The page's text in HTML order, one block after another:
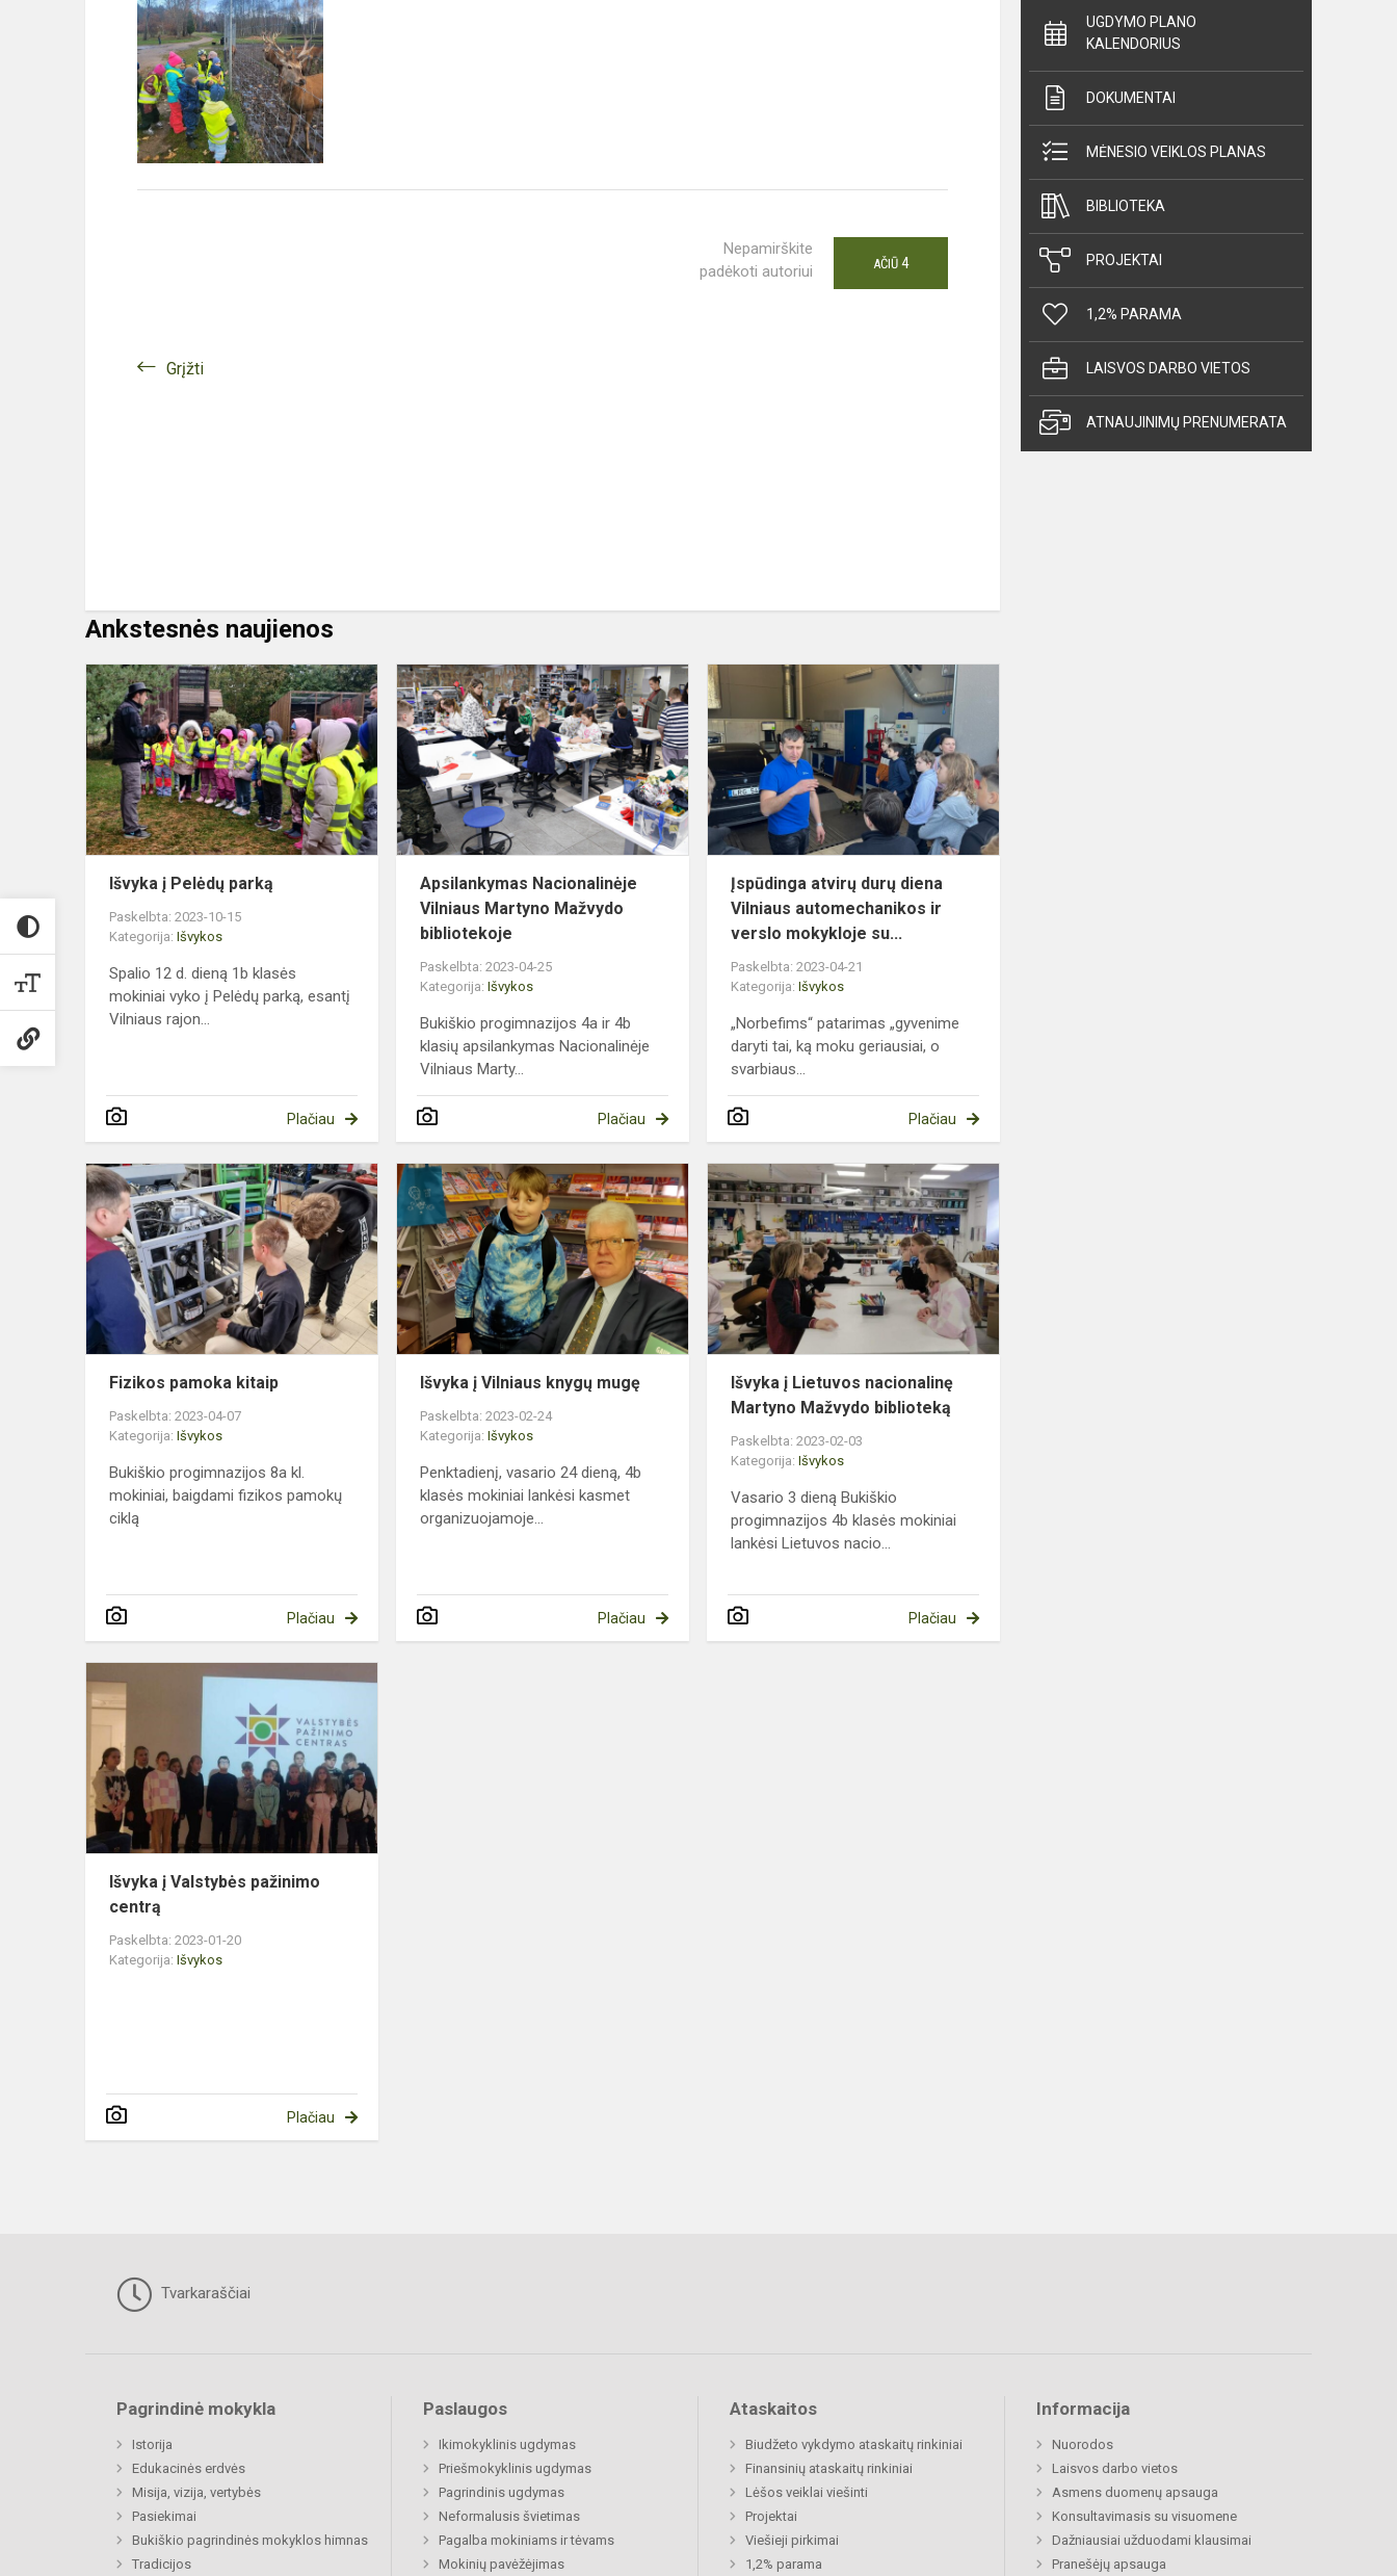
Nepamirškite
padėkoti autoriui
AČIŪ 4
Grįžti
Ankstesnės naujienos
Išvyka
į
Pelėdų
parką
Išvyka į Pelėdų parką
Paskelbta: 2023-10-15
Kategorija: Išvykos
Spalio 12 d. dieną 1b klasės
mokiniai vyko į Pelėdų parką, esantį
Vilniaus rajon...
Plačiau
Apsilankymas
Nacionalinėje
Vilniaus
Martyno
Mažvydo
bibliot...
Apsilankymas Nacionalinėje
Vilniaus Martyno Mažvydo
bibliotekoje
Paskelbta: 2023-04-25
Kategorija:Išvykos
Bukiškio progimnazijos 4a ir 4b
klasių apsilankymas Nacionalinėje
Vilniaus Marty...
Plačiau
diena
Vilniaus
automechanikos
ir
vers...
Įspūdinga atvirų durų diena
Vilniaus automechanikos ir
verslo mokykloje su...
Paskelbta: 2023-04-21
Kategorija:Išvykos
„Norbefims“ patarimas „gyvenime
daryti tai, ką moku geriausiai, o
svarbiaus...
Plačiau
Fizikos
pamoka
kitaip
Fizikos pamoka kitaip
Paskelbta: 2023-04-07
Kategorija: Išvykos
Bukiškio progimnazijos 8a kl.
mokiniai, baigdami fizikos pamokų
ciklą
Plačiau
Išvyka
į
Vilniaus
knygų
mugę
Išvyka į Vilniaus knygų mugę
Paskelbta: 2023-02-24
Kategorija:Išvykos
Penktadienį, vasario 24 dieną, 4b
klasės mokiniai lankėsi kasmet
organizuojamoje...
Plačiau
Išvyka
į
nacionalinę
Martyno
Mažvydo
Išvyka į Lietuvos nacionalinę
Martyno Mažvydo biblioteką
Paskelbta: 2023-02-03
Kategorija:Išvykos
Vasario 3 dieną Bukiškio
progimnazijos 4b klasės mokiniai
lankėsi Lietuvos nacio...
Plačiau
Išvyka į Valstybės pažinimo
centrą
Paskelbta: 2023-01-20
Kategorija: Išvykos
Plačiau
UGDYMO PLANO
KALENDORIUS
DOKUMENTAI
MĖNESIO VEIKLOS PLANAS
BIBLIOTEKA
PROJEKTAI
1,2% PARAMA
LAISVOS DARBO VIETOS
ATNAUJINIMŲ PRENUMERATA
Tvarkaraščiai
Pagrindinė mokykla
Istorija
Edukacinės erdvės
Misija, vizija, vertybės
Pasiekimai
Bukiškio pagrindinės mokyklos himnas
Tradicijos
Paslaugos
Ikimokyklinis ugdymas
Priešmokyklinis ugdymas
Pagrindinis ugdymas
Neformalusis švietimas
Pagalba mokiniams ir tėvams
Mokinių pavėžėjimas
Ataskaitos
Biudžeto vykdymo ataskaitų rinkiniai
Finansinių ataskaitų rinkiniai
Lėšos veiklai viešinti
Projektai
Viešieji pirkimai
1,2% parama
Informacija
Nuorodos
Laisvos darbo vietos
Asmens duomenų apsauga
Konsultavimasis su visuomene
Dažniausiai užduodami klausimai
Pranešėjų apsauga